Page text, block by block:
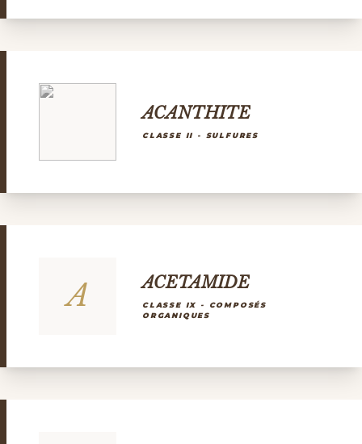
ACANTHITE
CLASSE II - SULFURES
A ACETAMIDE
CLASSE IX - COMPOSÉS
ORGANIQUES